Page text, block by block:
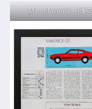
M1 – Maverick – R$